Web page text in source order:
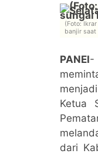
(Foto:
banjir saat
PANEI-
Ketua
dari